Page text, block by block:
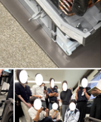
よくある質問
会社情報
あんじゅホームについて
会社概要・アクセス
スタッフ紹介
ブログ